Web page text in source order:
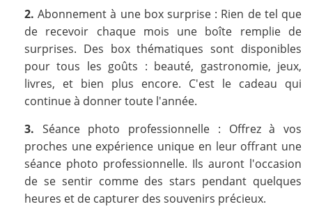
2. Abonnement à une box surprise : Rien de tel que
de recevoir chaque mois une boîte remplie de
surprises. Des box thématiques sont disponibles
pour tous les goûts : beauté, gastronomie, jeux,
livres, et bien plus encore. C'est le cadeau qui
continue à donner toute l'année.
3. Séance photo professionnelle : Offrez à vos
proches une expérience unique en leur offrant une
séance photo professionnelle. Ils auront l'occasion
de se sentir comme des stars pendant quelques
heures et de capturer des souvenirs précieux.